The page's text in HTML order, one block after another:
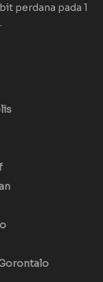
perdana pada 1